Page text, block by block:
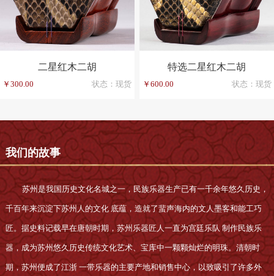
二星红木二胡
￥300.00 状态：现货
特选二星红木二胡
￥600.00 状态：现货
我们的故事
苏州是我国历史文化名城之一，民族乐器生产已有一千余年悠久历史，
千百年来沉淀下苏州人的文化 底蕴，造就了蜚声海内的文人墨客和能工巧
匠。据史料记载早在唐朝时期，苏州乐器匠人一直为宫廷乐队 制作民族乐
器，成为苏州悠久历史传统文化艺术、宝库中一颗颗灿烂的明珠。清朝时
期，苏州便成了江浙 一带乐器的主要产地和销售中心，以致吸引了许多外